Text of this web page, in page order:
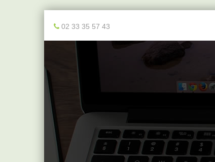
02 33 35 57 43